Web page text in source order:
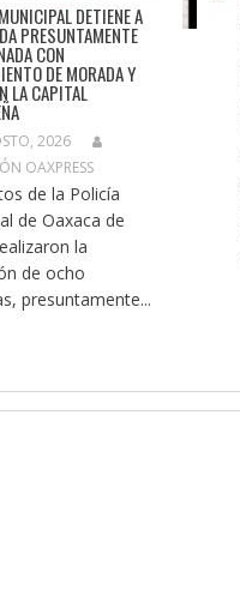
DETIENE A
PRESUNTAMENTE
CON
DE MORADA Y
LA CAPITAL
2026
OAXPRESS
de la Policía
de Oaxaca de
la
de ocho
presuntamente...